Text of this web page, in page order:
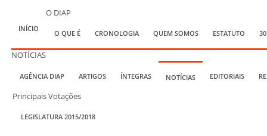
INÍCIO
O DIAP
O QUE É CRONOLOGIA QUEM SOMOS ESTATUTO
NOTÍCIAS
AGÊNCIA DIAP ARTIGOS ÍNTEGRAS NOTÍCIAS EDITORIAIS
Principais Votações
LEGISLATURA 2015/2018